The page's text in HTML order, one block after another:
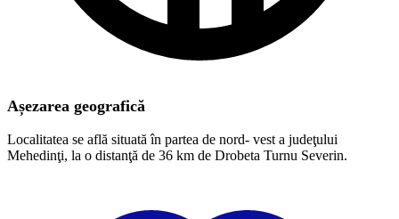
Așezarea geografică
Localitatea se află situată în partea de nord- vest a judeţului
Mehedinţi, la o distanţă de 36 km de Drobeta Turnu Severin.